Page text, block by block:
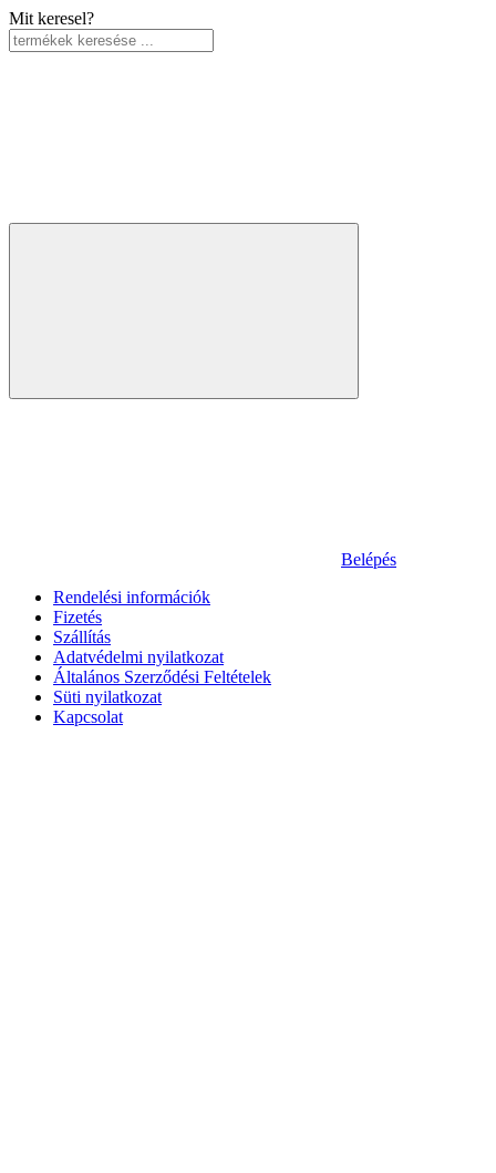
Mit keresel?
Belépés
Rendelési információk
Fizetés
Szállítás
Adatvédelmi nyilatkozat
Általános Szerződési Feltételek
Süti nyilatkozat
Kapcsolat